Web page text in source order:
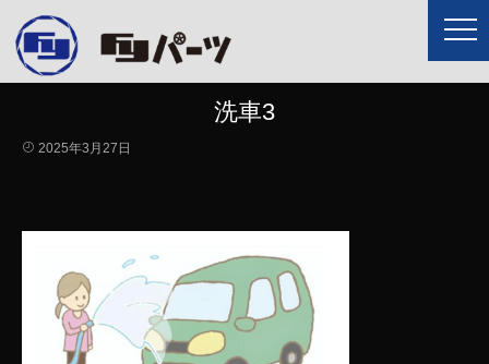
洗車3
2025年3月27日